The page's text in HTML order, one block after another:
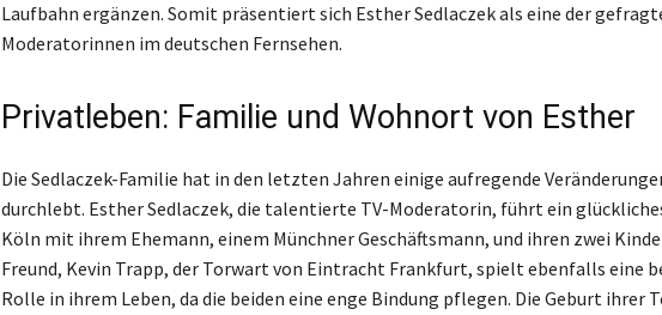
Laufbahn ergänzen. Somit präsentiert sich Esther Sedlaczek als eine der
Moderatorinnen im deutschen Fernsehen.
Privatleben: Familie und Wohnort von Esther
Die Sedlaczek-Familie hat in den letzten Jahren einige aufregende
durchlebt. Esther Sedlaczek, die talentierte TV-Moderatorin, führt ein
Köln mit ihrem Ehemann, einem Münchner Geschäftsmann, und ihren zwei
Freund, Kevin Trapp, der Torwart von Eintracht Frankfurt, spielt ebenfalls eine
Rolle in ihrem Leben, da die beiden eine enge Bindung pflegen. Die Geburt ihrer